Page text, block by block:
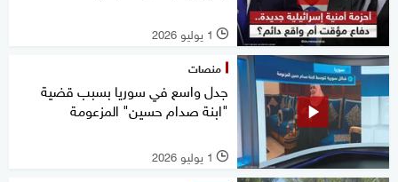
l 1 يوليو 2026
منصات
جدل واسع في سوريا بسبب قضية
"ابنة صدام حسين" المزعومة
l 1 يوليو 2026